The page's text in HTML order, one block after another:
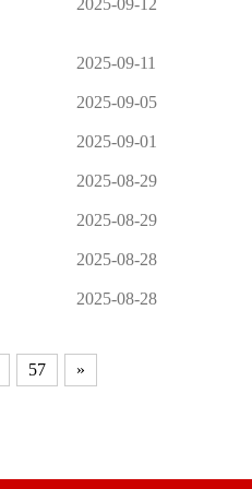
2025-09-12
2025-09-11
2025-09-05
2025-09-01
2025-08-29
2025-08-29
2025-08-28
2025-08-28
57 »